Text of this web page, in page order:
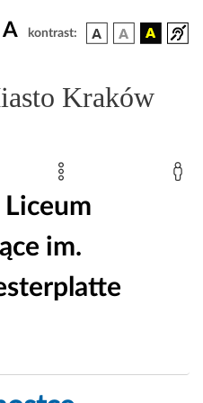
A kontrast:
Kraków
Liceum
im.